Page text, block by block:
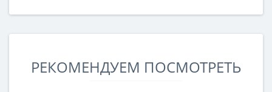
РЕКОМЕНДУЕМ ПОСМОТРЕТЬ